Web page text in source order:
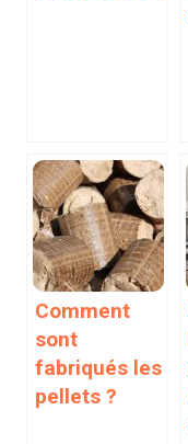
Comment
sont
fabriqués les
pellets ?